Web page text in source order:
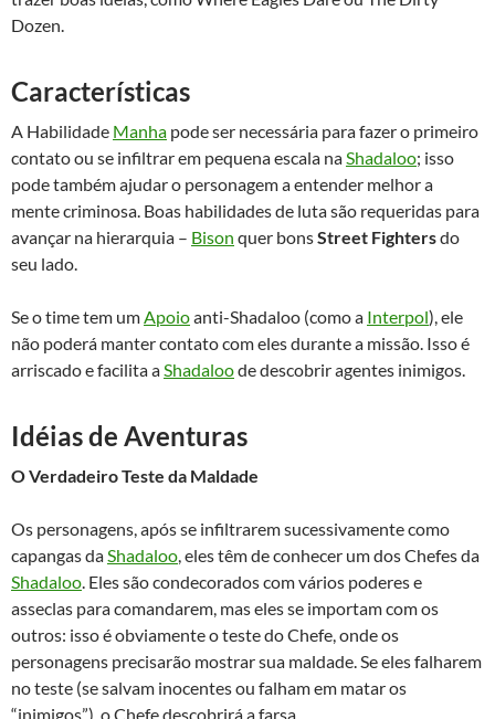
Dozen.
Características
A Habilidade Manha pode ser necessária para fazer o primeiro
contato ou se infiltrar em pequena escala na Shadaloo; isso
pode também ajudar o personagem a entender melhor a
mente criminosa. Boas habilidades de luta são requeridas para
avançar na hierarquia – Bison quer bonsStreet Fightersdo
seu lado.
Se o time tem um Apoioanti-Shadaloo (como a Interpol), ele
não poderá manter contato com eles durante a missão. Isso é
arriscado e facilita a Shadaloode descobrir agentes inimigos.
Idéias de Aventuras
O Verdadeiro Teste da Maldade
Os personagens, após se infiltrarem sucessivamente como
capangas da Shadaloo , eles têm de conhecer um dos Chefes da
Shadaloo . Eles são condecorados com vários poderes e
asseclas para comandarem, mas eles se importam com os
outros: isso é obviamente o teste do Chefe, onde os
personagens precisarão mostrar sua maldade. Se eles falharem
no teste (se salvam inocentes ou falham em matar os
“inimigos”), o Chefe descobrirá a farsa.